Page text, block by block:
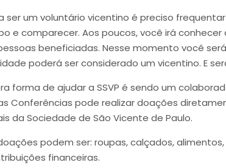
ser um voluntário vicentino é preciso
e comparecer. Aos poucos, você irá
beneficiadas. Nesse momento você
poderá ser considerado um vicentino. E
forma de ajudar a SSVP é sendo um
Conferências pode realizar doações
da Sociedade de São Vicente de Paulo.
podem ser: roupas, calçados,
financeiras.